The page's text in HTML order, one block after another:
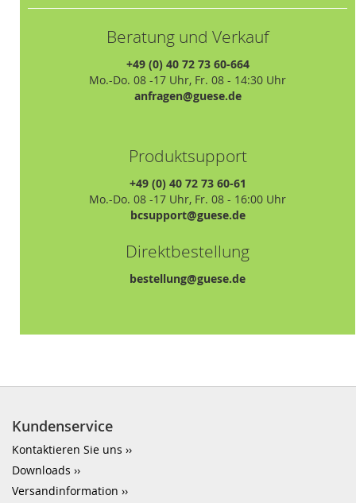
Beratung und Verkauf
+49 (0) 40 72 73 60-664
Mo.-Do. 08 -17 Uhr, Fr. 08 - 14:30 Uhr
anfragen@guese.de
Produktsupport
+49 (0) 40 72 73 60-61
Mo.-Do. 08 -17 Uhr, Fr. 08 - 16:00 Uhr
bcsupport@guese.de
Direktbestellung
bestellung@guese.de
Kundenservice
Kontaktieren Sie uns
Downloads
Versandinformation